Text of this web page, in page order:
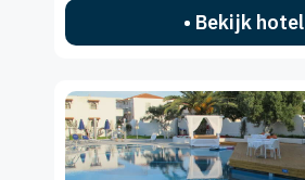
• Bekijk hotel